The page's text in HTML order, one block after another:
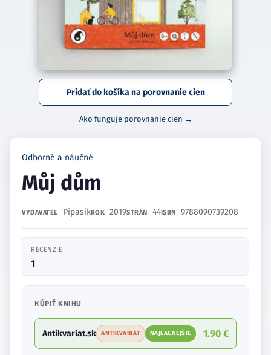
Pridať do košíka na porovnanie cien
Ako funguje porovnanie cien →
Odborné a náučné
Můj dům
VYDAVATEĽ PipasikROK 2019STRÁN 44ISBN 9788090739208
RECENZIE
1
KÚPIŤ KNIHU
Antikvariat.sk ANTIKVARIÁT NAJLACNEJŠIE 1.90 €